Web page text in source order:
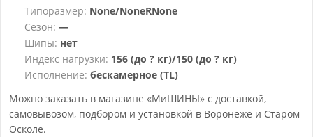
Типоразмер: None/NoneRNone
Сезон: —
Шипы: нет
Индекс нагрузки: 156 (до ? кг)/150 (до ? кг)
Исполнение: бескамерное (TL)
Можно заказать в магазине «МиШИНЫ» с доставкой,
самовывозом, подбором и установкой в Воронеже и Старом
Осколе.